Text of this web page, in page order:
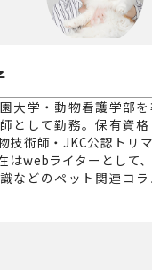
大学・動物看護学部
として勤務。保有資
技術師・JKC公認トリ
はwebライターとして
などのペット関連コ